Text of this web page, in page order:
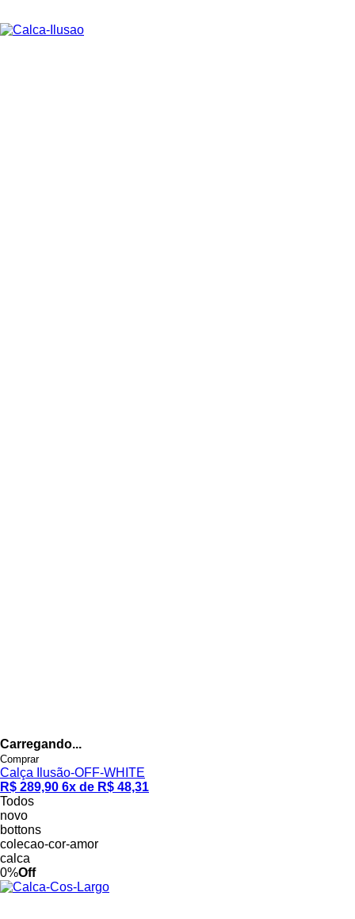
Carregando...
Comprar
Calça Ilusão-OFF-WHITE
R$ 289,90 6x de R$ 48,31
Todos
novo
bottons
colecao-cor-amor
calca
0%Off